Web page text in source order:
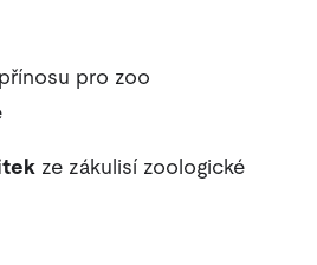
pro zoo
ze zákulisí zoologické